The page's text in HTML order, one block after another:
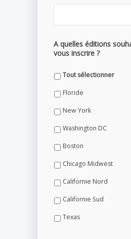
A quelles éditions
vous inscrire ?
Tout sélectionner
Floride
New York
Washington DC
Boston
Chicago Midwest
Californie Nord
Californie Sud
Texas